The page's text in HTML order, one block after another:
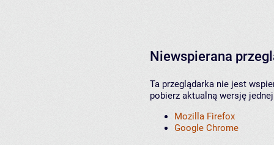
Niewspierana
Ta przeglądarka nie jest
pobierz aktualną wersję
Mozilla Firefox
Google Chrome